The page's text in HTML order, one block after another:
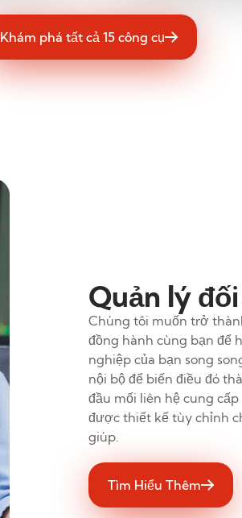
Khám phá tất cả 15 công cụ
Quản lý
Chúng tôi muốn trở
đồng hành cùng bạn để
nghiệp của bạn song
nội bộ để biến điều đó
đầu mối liên hệ cung
được thiết kế tùy chỉnh
giúp.
Tìm Hiểu Thêm